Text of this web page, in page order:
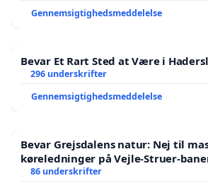
Gennemsigtighedsmeddelelse
Bevar Et Rart Sted at Være i
296 underskrifter
Gennemsigtighedsmeddelelse
Bevar Grejsdalens natur: Nej til
køreledninger på Vejle-Struer-
86 underskrifter